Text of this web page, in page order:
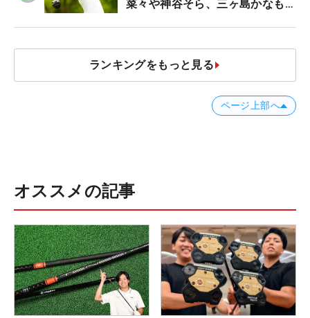
菜々や神谷そら、三ヶ島かなも使
ランキングをもっと見る
ページ上部へ
オススメの記事